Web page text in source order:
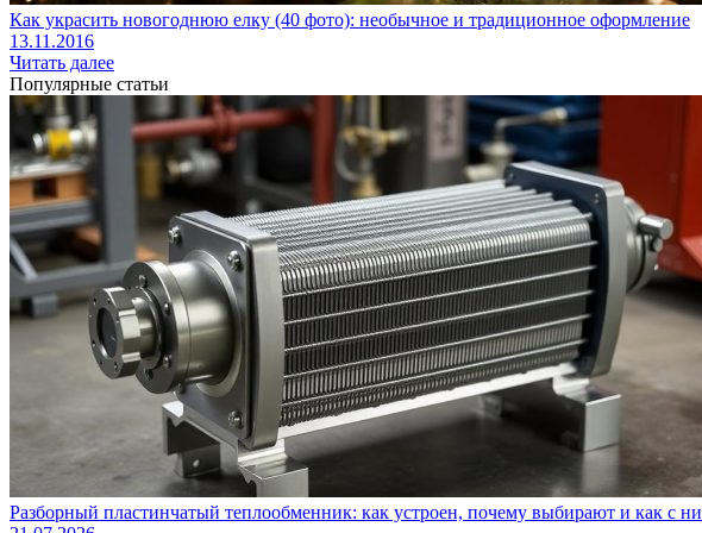
Как украсить новогоднюю елку (40 фото): необычное и традиционное оформление
13.11.2016
Читать далее
Популярные статьи
Разборный пластинчатый теплообменник: как устроен, почему выбирают и как с